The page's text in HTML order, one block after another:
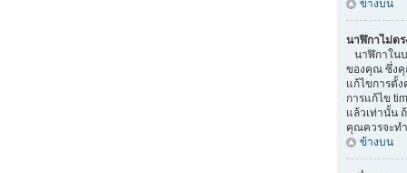
ข้างบน
นาฬิกาไม่ตร
นาฬิกาใน
ของคุณ ซึ่งคุ
แก้ไขการตั้
การแก้ไข
แล้วเท่านั้น
คุณควรจะท
ข้างบน